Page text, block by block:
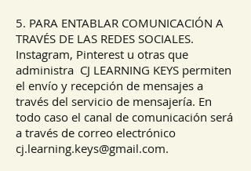
5. PARA ENTABLAR COMUNICACIÓN A
TRAVÉS DE LAS REDES SOCIALES.
Instagram, Pinterest u otras que
administra CJ LEARNING KEYS permiten
el envío y recepción de mensajes a
través del servicio de mensajería. En
todo caso el canal de comunicación será
a través de correo electrónico
cj.learning.keys@gmail.com.